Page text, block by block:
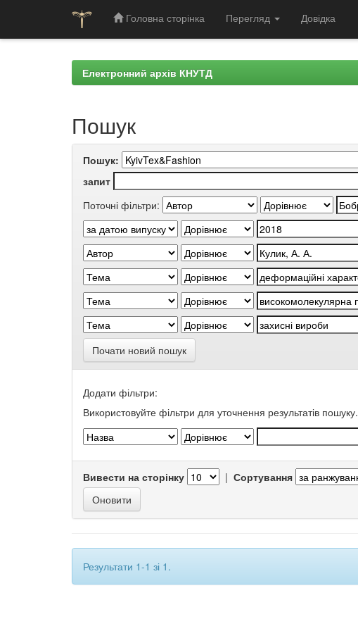
Головна сторінка Перегляд Довідка
Електронний архів КНУТД
Пошук
Пошук:
запит
Поточні фільтри:
Почати новий пошук
Додати фільтри:
Використовуйте фільтри для уточнення результатів пошуку.
Вивести на сторінку | Сортування
Результати 1-1 зі 1.